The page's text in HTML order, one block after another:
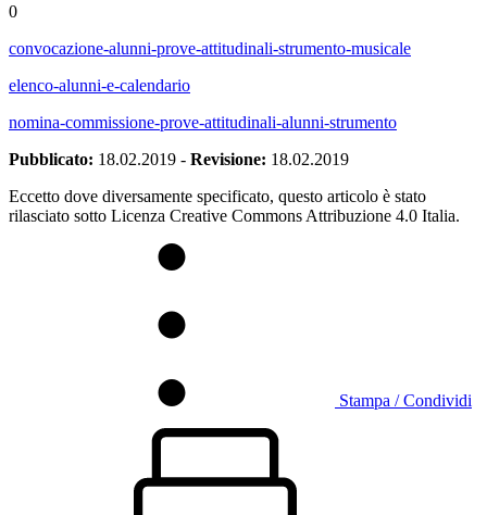
0
convocazione-alunni-prove-attitudinali-strumento-musicale
elenco-alunni-e-calendario
nomina-commissione-prove-attitudinali-alunni-strumento
Pubblicato: 18.02.2019 - Revisione: 18.02.2019
Eccetto dove diversamente specificato, questo articolo è stato
rilasciato sotto Licenza Creative Commons Attribuzione 4.0 Italia.
Stampa / Condividi